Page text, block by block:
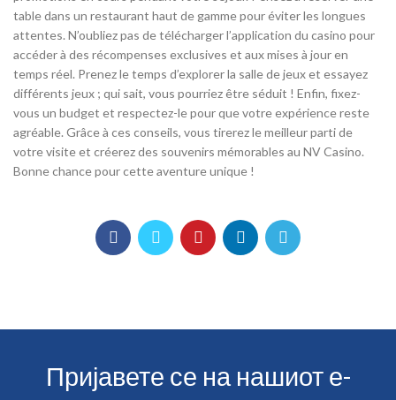
table dans un restaurant haut de gamme pour éviter les longues
attentes. N’oubliez pas de télécharger l’application du casino pour
accéder à des récompenses exclusives et aux mises à jour en
temps réel. Prenez le temps d’explorer la salle de jeux et essayez
différents jeux ; qui sait, vous pourriez être séduit ! Enfin, fixez-
vous un budget et respectez-le pour que votre expérience reste
agréable. Grâce à ces conseils, vous tirerez le meilleur parti de
votre visite et créerez des souvenirs mémorables au NV Casino.
Bonne chance pour cette aventure unique !
Пријавете се на нашиот е-